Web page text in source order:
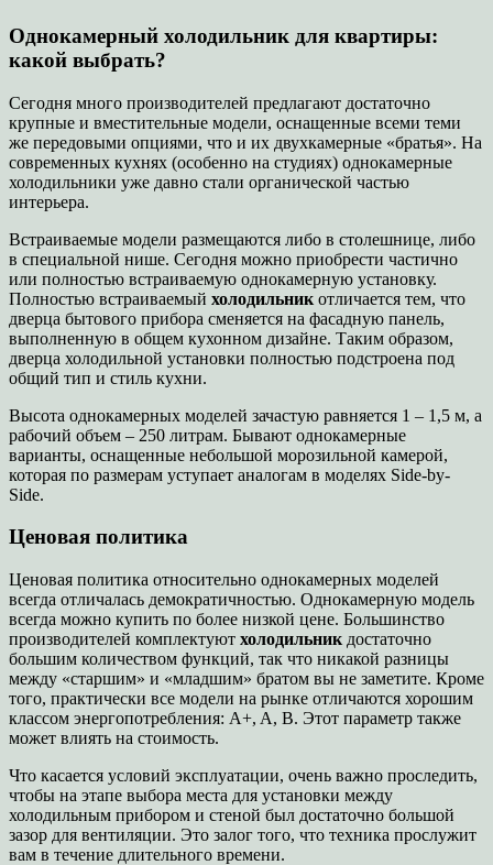
Однокамерный холодильник для квартиры:
какой выбрать?
Сегодня много производителей предлагают достаточно
крупные и вместительные модели, оснащенные всеми теми
же передовыми опциями, что и их двухкамерные «братья». На
современных кухнях (особенно на студиях) однокамерные
холодильники уже давно стали органической частью
интерьера.
Встраиваемые модели размещаются либо в столешнице, либо
в специальной нише. Сегодня можно приобрести частично
или полностью встраиваемую однокамерную установку.
Полностью встраиваемый холодильник отличается тем, что
дверца бытового прибора сменяется на фасадную панель,
выполненную в общем кухонном дизайне. Таким образом,
дверца холодильной установки полностью подстроена под
общий тип и стиль кухни.
Высота однокамерных моделей зачастую равняется 1 – 1,5 м, а
рабочий объем – 250 литрам. Бывают однокамерные
варианты, оснащенные небольшой морозильной камерой,
которая по размерам уступает аналогам в моделях Side-by-
Side.
Ценовая политика
Ценовая политика относительно однокамерных моделей
всегда отличалась демократичностью. Однокамерную модель
всегда можно купить по более низкой цене. Большинство
производителей комплектуют холодильник достаточно
большим количеством функций, так что никакой разницы
между «старшим» и «младшим» братом вы не заметите. Кроме
того, практически все модели на рынке отличаются хорошим
классом энергопотребления: A+, A, B. Этот параметр также
может влиять на стоимость.
Что касается условий эксплуатации, очень важно проследить,
чтобы на этапе выбора места для установки между
холодильным прибором и стеной был достаточно большой
зазор для вентиляции. Это залог того, что техника прослужит
вам в течение длительного времени.